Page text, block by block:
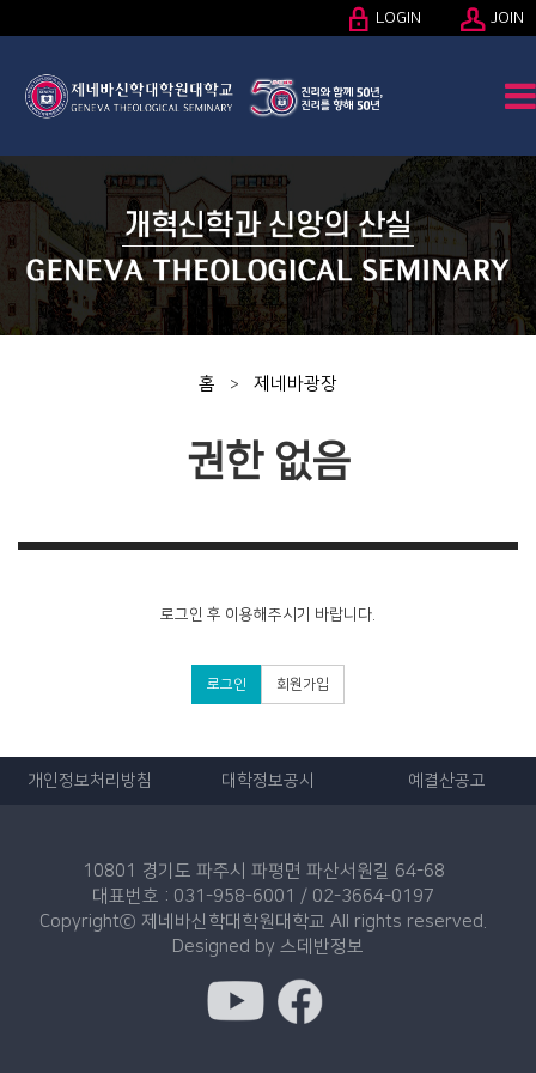
LOGIN JOIN
홈 > 제네바광장
권한 없음
로그인 후 이용해주시기 바랍니다.
로그인 회원가입
개인정보처리방침 대학정보공시 예결산공고
10801 경기도 파주시 파평면 파산서원길 64-68
대표번호 : 031-958-6001 / 02-3664-0197
Copyrightⓒ 제네바신학대학원대학교 All rights reserved.
Designed by 스데반정보